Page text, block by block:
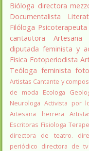
Bióloga directora
Documentalista
Filóloga Psicoterapeuta
cantautora
Artesana
diputada feminista y
Fisica Fotoperiodista
Teóloga feminista
Artistas Cantante y
de moda
Ecologa
Neurologa Activista por
Artesana herrera
Escritoras Fisiologa
directora de teatro.
periódico directora de tv